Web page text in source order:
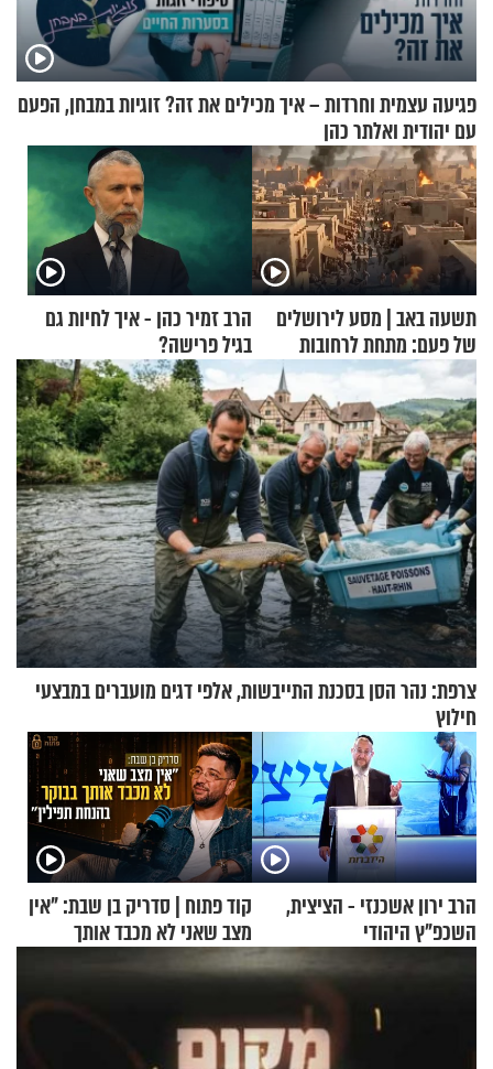
פגיעה עצמית וחרדות – איך מכילים את זה? זוגיות במבחן, הפעם
עם יהודית ואלתר כהן
תשעה באב | מסע לירושלים
של פעם: מתחת לרחובות
ירושלים
הרב זמיר כהן - איך לחיות גם
בגיל פרישה?
צרפת: נהר הסן בסכנת התייבשות, אלפי דגים מועברים במבצעי
חילוץ
הרב ירון אשכנזי - הציצית,
השכפ"ץ היהודי
קוד פתוח | סדריק בן שבת: "אין
מצב שאני לא מכבד אותך
בבוקר בהנחת תפילין"